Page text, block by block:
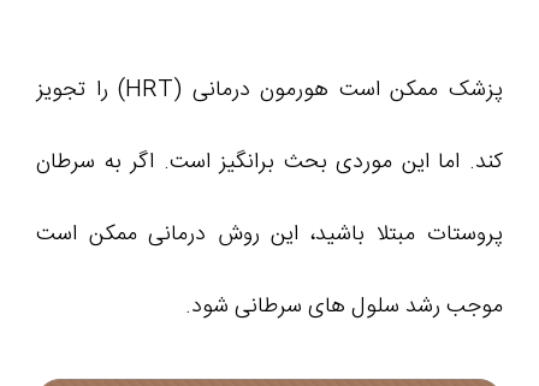
پزشک ممکن است هورمون درمانی (HRT) را تجویز
کند. اما این موردی بحث برانگیز است. اگر به سرطان
پروستات مبتلا باشید، این روش درمانی ممکن است
موجب رشد سلول های سرطانی شود.